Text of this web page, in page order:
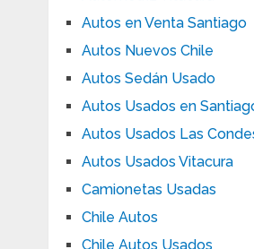
Autos en Venta Santiago
Autos Nuevos Chile
Autos Sedán Usado
Autos Usados en
Autos Usados Las
Autos Usados Vitacura
Camionetas Usadas
Chile Autos
Chile Autos Usados